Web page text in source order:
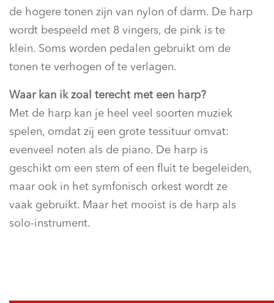
de hogere tonen zijn van nylon of darm. De harp
wordt bespeeld met 8 vingers, de pink is te
klein. Soms worden pedalen gebruikt om de
tonen te verhogen of te verlagen.
Waar kan ik zoal terecht met een harp?
Met de harp kan je heel veel soorten muziek
spelen, omdat zij een grote tessituur omvat:
evenveel noten als de piano. De harp is
geschikt om een stem of een fluit te begeleiden,
maar ook in het symfonisch orkest wordt ze
vaak gebruikt. Maar het mooist is de harp als
solo-instrument.